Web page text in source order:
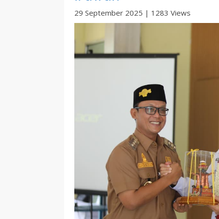
29 September 2025 | 1283 Views